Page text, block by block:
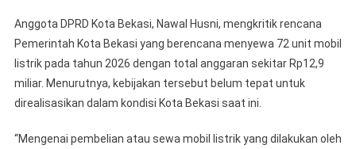
Pemkot
Utamakan
Penanganan
Sampah,
Tolak
Sewa
Anggota DPRD Kota Bekasi, Nawal Husni, mengkritik rencana
Pemerintah Kota Bekasi yang berencana menyewa 72 unit mobil
listrik pada tahun 2026 dengan total anggaran sekitar Rp12,9
miliar. Menurutnya, kebijakan tersebut belum tepat untuk
direalisasikan dalam kondisi Kota Bekasi saat ini.
“Mengenai pembelian atau sewa mobil listrik yang dilakukan oleh